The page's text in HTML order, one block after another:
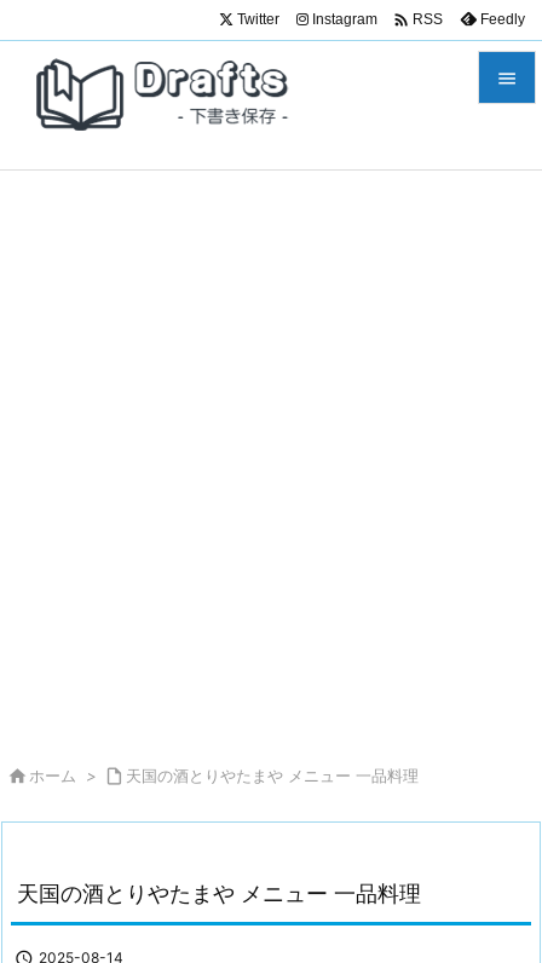

Twitter Instagram  RSS Feedly
 ホーム >  天国の酒とりやたまや メニュー 一品料理
天国の酒とりやたまや メニュー 一品料理
 2025-08-14